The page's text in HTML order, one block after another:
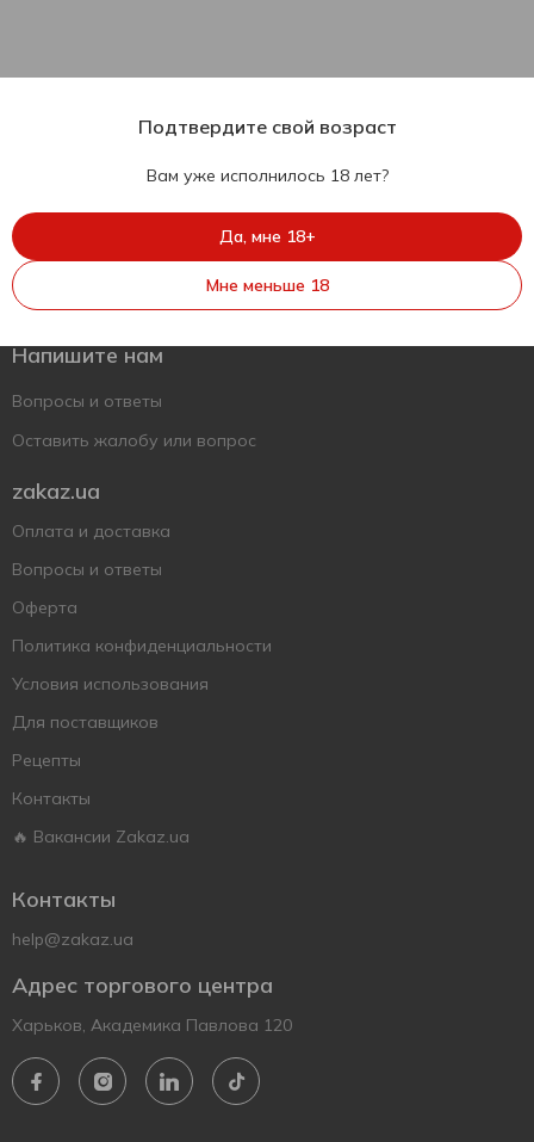
Укр
Поддержать ВСУ
Напишите нам
Вопросы и ответы
Оставить жалобу или вопрос
zakaz.ua
Оплата и доставка
Вопросы и ответы
Оферта
Политика конфиденциальности
Условия использования
Для поставщиков
Рецепты
Контакты
🔥 Вакансии Zakaz.ua
Контакты
help@zakaz.ua
Адрес торгового центра
Харьков, Академика Павлова 120
Подтвердите свой возраст
Вам уже исполнилось 18 лет?
Да, мне 18+
Мне меньше 18